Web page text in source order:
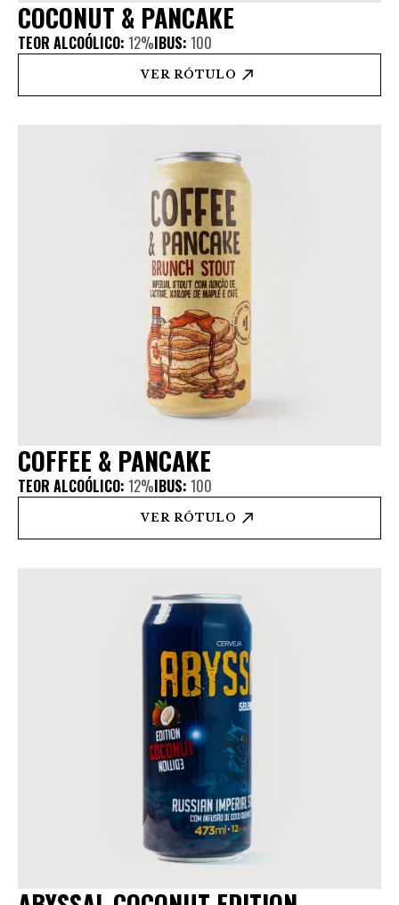
COCONUT & PANCAKE
TEOR ALCOÓLICO: 12%IBUS: 100
VER RÓTULO
COFFEE & PANCAKE
TEOR ALCOÓLICO: 12%IBUS: 100
VER RÓTULO